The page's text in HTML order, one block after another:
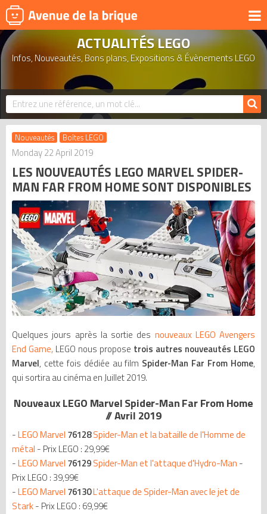
UNIVERS
PRODUITS DÉRIVÉS
NOUVEAUTÉS
LEGO 2026
BONS PLANS
ASSOCIATIONS DE FANS
EXPOSITIONS LEGO
LEGO LES PLUS CHERS
DERNIERS LEGO AJOUTÉS
ACTUALITÉS LEGO
Infos, Nouveautés, Bons plans, Expositions & Évènements LEGO
Nouveautés Boîtes LEGO
Monday 22 April 2019
LES NOUVEAUTÉS LEGO MARVEL SPIDER-
MAN FAR FROM HOME SONT DISPONIBLES
Quelques jours après la sortie des nouveaux LEGO Avengers
End Game, LEGO nous propose trois autres nouveautés LEGO
Marvel, cette fois dédiée au film Spider-Man Far From Home,
qui sortira au cinéma en Juillet 2019.
Nouveaux LEGO Marvel Spider-Man Far From Home
// Avril 2019
-LEGO Marvel 76128Spider-Man et la bataille de l'Homme de
métal - Prix LEGO : 29,99€
-LEGO Marvel 76129Spider-Man et l'attaque d'Hydro-Man -
Prix LEGO : 39,99€
-LEGO Marvel 76130L'attaque de Spider-Man avec le jet de
Stark- Prix LEGO : 69,99€